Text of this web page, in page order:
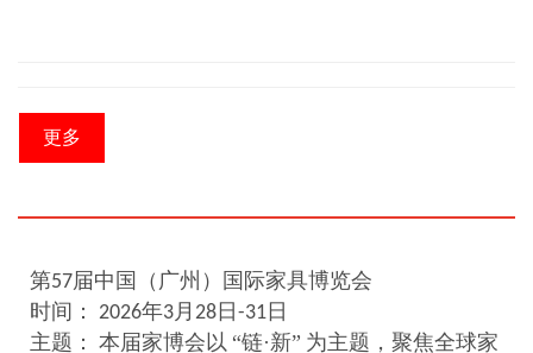
更多
第57届中国（广州）国际家具博览会
时间：
2026年3 月 28日-31日
主题： 本届家博会以 “链·新” 为主题，聚焦全球家